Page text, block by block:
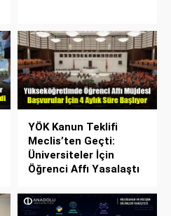
YÖK Kanun Teklifi
Meclis’ten Geçti:
Üniversiteler İçin
Öğrenci Affı Yasalaştı